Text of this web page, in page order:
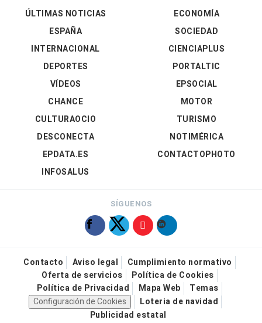
ÚLTIMAS NOTICIAS
ESPAÑA
INTERNACIONAL
DEPORTES
VÍDEOS
ECONOMÍA
SOCIEDAD
CIENCIAPLUS
PORTALTIC
EPSOCIAL
CHANCE
CULTURAOCIO
DESCONECTA
EPDATA.ES
INFOSALUS
MOTOR
TURISMO
NOTIMÉRICA
CONTACTOPHOTO
SÍGUENOS
Contacto Aviso legal
Cumplimiento normativo
Oferta de servicios
Política de Cookies
Política de Privacidad
Mapa Web
Temas
Configuración de Cookies
Loteria de navidad
Publicidad estatal